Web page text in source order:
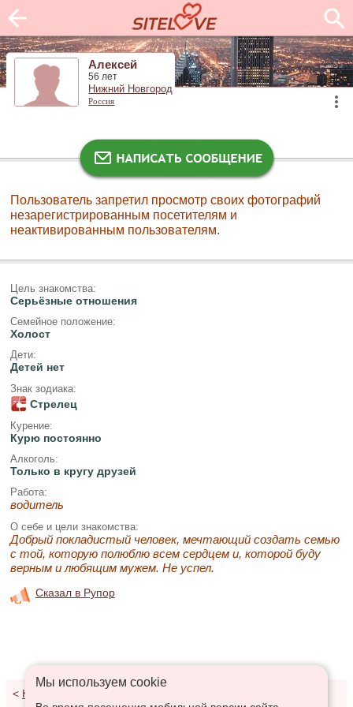
Алексей
56 лет
Нижний Новгород
Россия
Пользователь запретил просмотр своих фотографий
незарегистрированным посетителям и
неактивированным пользователям.
Цель знакомства:
Серьёзные отношения
Семейное положение:
Холост
Дети:
Детей нет
Знак зодиака:
Стрелец
Курение:
Курю постоянно
Алкоголь:
Только в кругу друзей
Работа:
водитель
О себе и цели знакомства:
Добрый покладистый человек, мечтающий создать семью
с той, которую полюблю всем сердцем и, которой буду
верным и любящим мужем. Не успел.
Сказал в Рупор
< К результатам поиска
Мы используем сookie